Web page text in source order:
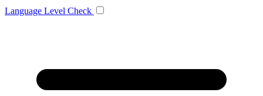
Language Level Check